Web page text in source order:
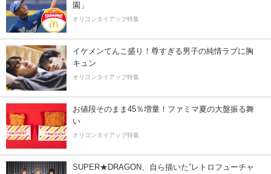
園」
オリコンタイアップ特集
イケメンてんこ盛り！尊すぎる男子の純情ラブに胸
キュン
オリコンタイアップ特集
お値段そのまま45％増量！ファミマ夏の大盤振る舞
い
オリコンタイアップ特集
SUPER★DRAGON、自ら描いた”レトロフューチャ